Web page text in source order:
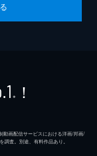
※ ！
画配信サービスにおける洋画/邦画/
査。別途、有料作品あり。